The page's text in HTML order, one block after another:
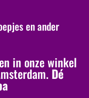
en ander
in onze winkel
Dé